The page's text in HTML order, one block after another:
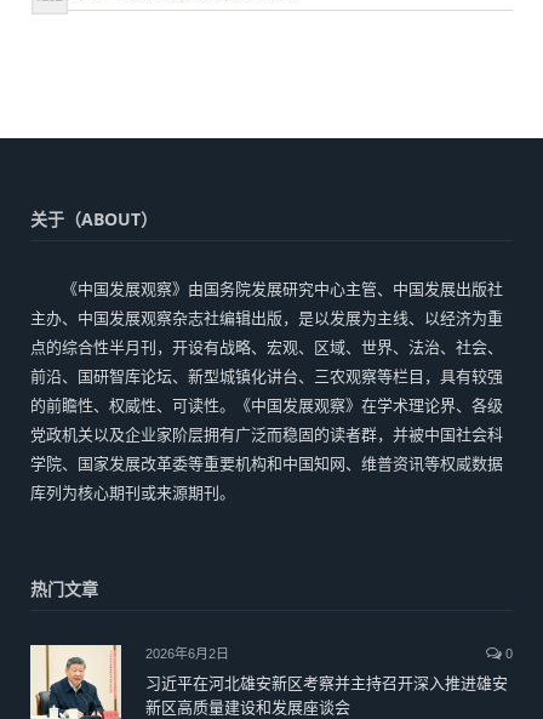
关于（ABOUT）
《中国发展观察》由国务院发展研究中心主管、中国发展出版社
主办、中国发展观察杂志社编辑出版，是以发展为主线、以经济为重
点的综合性半月刊，开设有战略、宏观、区域、世界、法治、社会、
前沿、国研智库论坛、新型城镇化讲台、三农观察等栏目，具有较强
的前瞻性、权威性、可读性。《中国发展观察》在学术理论界、各级
党政机关以及企业家阶层拥有广泛而稳固的读者群，并被中国社会科
学院、国家发展改革委等重要机构和中国知网、维普资讯等权威数据
库列为核心期刊或来源期刊。
热门文章
2026年6月2日 0
习近平在河北雄安新区考察并主持召开深入推进雄安
新区高质量建设和发展座谈会